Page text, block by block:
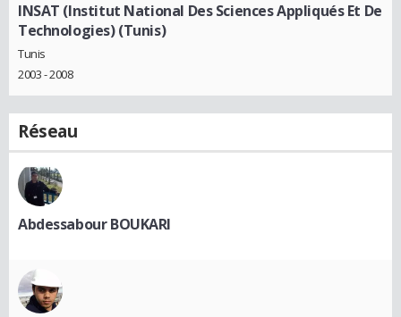
INSAT (Institut National Des Sciences Appliqués Et De
Technologies) (Tunis)
Tunis
2003 - 2008
Réseau
Abdessabour BOUKARI